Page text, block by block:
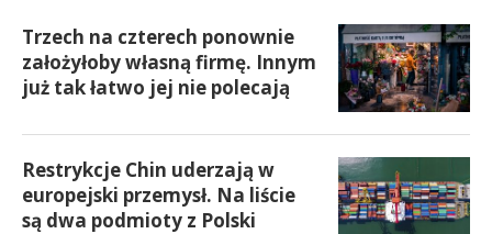
Trzech na czterech ponownie
założyłoby własną firmę. Innym
już tak łatwo jej nie polecają
Restrykcje Chin uderzają w
europejski przemysł. Na liście
są dwa podmioty z Polski